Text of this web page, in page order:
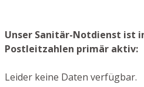
Unser Sanitär-Notdienst ist
Postleitzahlen primär aktiv:
Leider keine Daten verfügbar.